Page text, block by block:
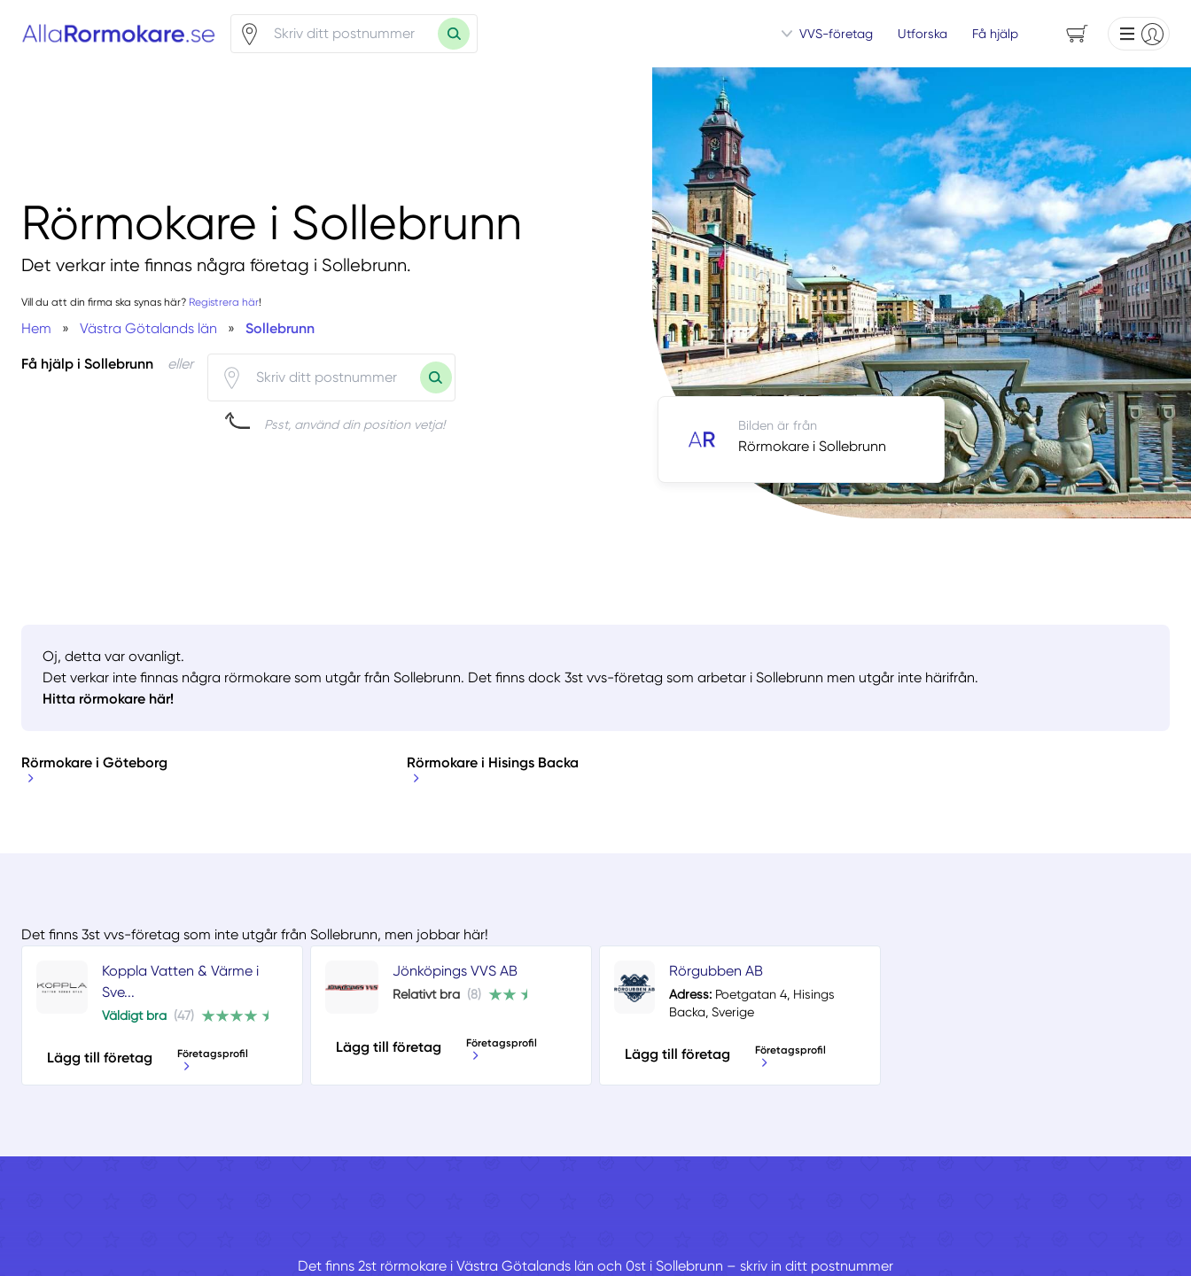
VVS-företag Utforska Få hjälp
Rörmokare i Sollebrunn
Det verkar inte finnas några företag i Sollebrunn.
Vill du att din firma ska synas här? Registrera här!
Hem » Västra Götalands län » Sollebrunn
Få hjälp i Sollebrunn eller
Psst, använd din position vetja! Bilden är från
Rörmokare i Sollebrunn
Oj, detta var ovanligt.
Det verkar inte finnas några rörmokare som utgår från Sollebrunn. Det finns dock 3st vvs-företag som arbetar i Sollebrunn men utgår inte härifrån.
Hitta rörmokare här!
Rörmokare i Göteborg Rörmokare i Hisings Backa
Det finns 3st vvs-företag som inte utgår från Sollebrunn, men jobbar här!
Koppla Vatten & Värme i
Sve...
Väldigt bra (47)
Lägg till företag Företagsprofil
Jönköpings VVS AB
Relativt bra (8)
Lägg till företag Företagsprofil
Rörgubben AB
Adress: Poetgatan 4, Hisings
Backa, Sverige
Lägg till företag Företagsprofil
Det finns 2st rörmokare i Västra Götalands län och 0st i Sollebrunn – skriv in ditt postnummer